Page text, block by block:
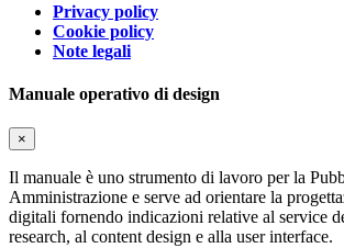
Privacy policy
Cookie policy
Note legali
Manuale operativo di design
×
Il manuale è uno strumento di lavoro per la
Amministrazione e serve ad orientare la
digitali fornendo indicazioni relative al service
research, al content design e alla user interface.